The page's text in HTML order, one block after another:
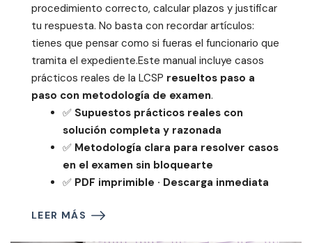
procedimiento correcto, calcular plazos y justificar
tu respuesta. No basta con recordar artículos:
tienes que pensar como si fueras el funcionario que
tramita el expediente.Este manual incluye casos
prácticos reales de la LCSP resueltos paso a
paso con metodología de examen.
✅ Supuestos prácticos reales con
solución completa y razonada
✅ Metodología clara para resolver casos
en el examen sin bloquearte
✅ PDF imprimible · Descarga inmediata
LEER MÁS